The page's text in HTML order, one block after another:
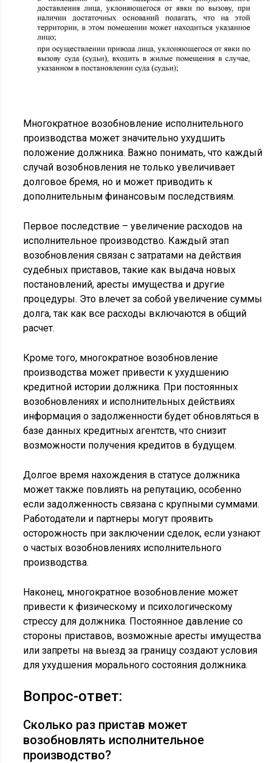
Многократное возобновление исполнительного
производства может значительно ухудшить
положение должника. Важно понимать, что каждый
случай возобновления не только увеличивает
долговое бремя, но и может приводить к
дополнительным финансовым последствиям.
Первое последствие – увеличение расходов на
исполнительное производство. Каждый этап
возобновления связан с затратами на действия
судебных приставов, такие как выдача новых
постановлений, аресты имущества и другие
процедуры. Это влечет за собой увеличение суммы
долга, так как все расходы включаются в общий
расчет.
Кроме того, многократное возобновление
производства может привести к ухудшению
кредитной истории должника. При постоянных
возобновлениях и исполнительных действиях
информация о задолженности будет обновляться в
базе данных кредитных агентств, что снизит
возможности получения кредитов в будущем.
Долгое время нахождения в статусе должника
может также повлиять на репутацию, особенно
если задолженность связана с крупными суммами.
Работодатели и партнеры могут проявить
осторожность при заключении сделок, если узнают
о частых возобновлениях исполнительного
производства.
Наконец, многократное возобновление может
привести к физическому и психологическому
стрессу для должника. Постоянное давление со
стороны приставов, возможные аресты имущества
или запреты на выезд за границу создают условия
для ухудшения морального состояния должника.
Вопрос-ответ:
Сколько раз пристав может
возобновлять исполнительное
производство?